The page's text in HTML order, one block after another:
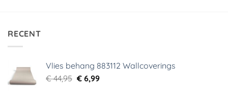
RECENT
Vlies behang 883112 Wallcoverings
€44,95 Oorspronkelijke
€6,99Huidige